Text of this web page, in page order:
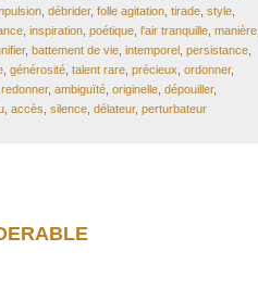
, débrider, folle agitation, tirade, style,
, inspiration, poétique, l'air tranquille, manière,
, battement de vie, intemporel persistance,
, générosité, talent rare, précieux ordonner,
redonner, ambiguïté, originelle, dépouiller,
, accès silence, délateur, perturbateur